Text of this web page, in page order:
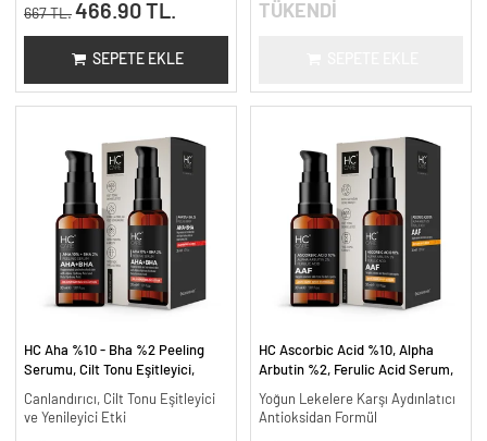
667 TL. 466.90 TL.
SEPETE EKLE
TÜKENDİ
HC Aha %10 - Bha %2 Peeling
Serumu, Cilt Tonu Eşitleyici,
Canlandırıcı, Cilt Tonu Eşitleyici
ve Yenileyici Etki
HC Ascorbic Acid %10, Alpha
Arbutin %2, Ferulic Acid Serum,
ml.
Yoğun Lekelere Karşı Aydınlatıcı
Antioksidan Formül